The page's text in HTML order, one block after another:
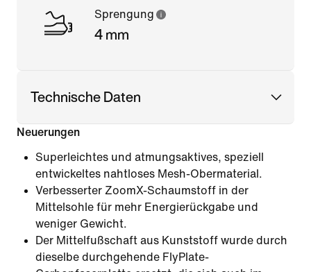
Sprengung
4 mm
Technische Daten
Neuerungen
Superleichtes und atmungsaktives, speziell
entwickeltes nahtloses Mesh-Obermaterial.
Verbesserter ZoomX-Schaumstoff in der
Mittelsohle für mehr Energierückgabe und
weniger Gewicht.
Der Mittelfußschaft aus Kunststoff wurde durch
dieselbe durchgehende FlyPlate-